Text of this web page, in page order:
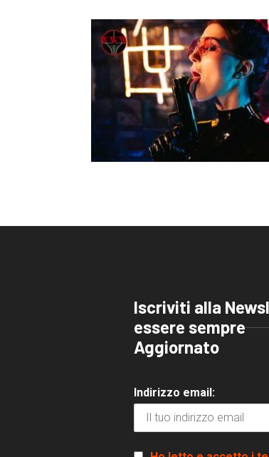
Iscriviti alla
essere sempre
Aggiornato
Indirizzo email: